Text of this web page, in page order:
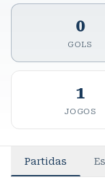
0
GOLS
1
JOGOS
Partidas